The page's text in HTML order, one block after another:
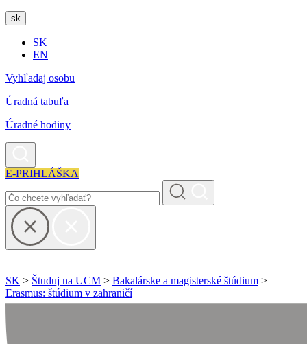
sk
SK
EN
Vyhľadaj osobu
Úradná tabuľa
Úradné hodiny
E-PRIHLÁŠKA
SK > Študuj na UCM > Bakalárske a magisterské štúdium >
Erasmus: štúdium v zahraničí